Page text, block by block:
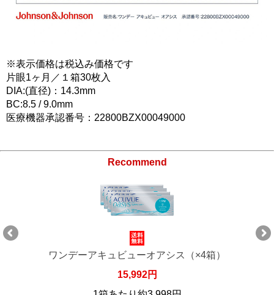
※表示価格は税込み価格です
片眼1ヶ月／１箱30枚入
DIA:(直径)：14.3mm
BC:8.5 / 9.0mm
医療機器承認番号：22800BZX00049000
Recommend
ワンデーアキュビューオアシス（×4箱）
15,992円